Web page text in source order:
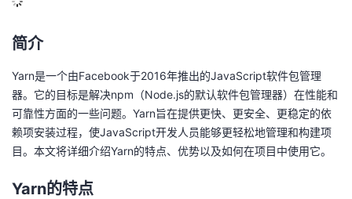
页
开
发
者
我
的
开
发
者
我
的
Programs
我
的
支
持
简介
Yarn是一个由Facebook于2016年推出的JavaScript软件包管理
器。它的目标是解决npm（Node.js的默认软件包管理器）在性能和
可靠性方面的一些问题。Yarn旨在提供更快、更安全、更稳定的依
赖项安装过程，使JavaScript开发人员能够更轻松地管理和构建项
目。本文将详细介绍Yarn的特点、优势以及如何在项目中使用它。
Yarn的特点